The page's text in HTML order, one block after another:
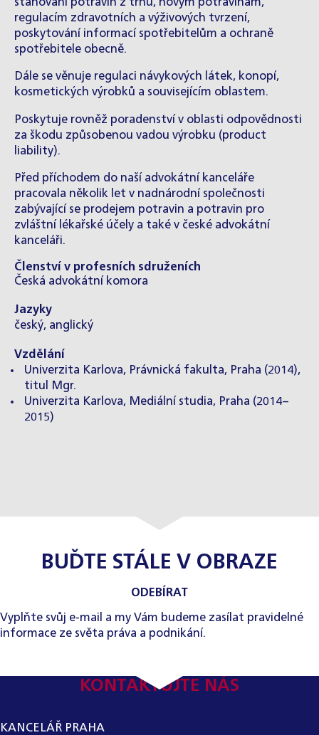
stahování potravin z trhu, novým potravinám,
regulacím zdravotních a výživových tvrzení,
poskytování informací spotřebitelům a ochraně
spotřebitele obecně.
Dále se věnuje regulaci návykových látek, konopí,
kosmetických výrobků a souvisejícím oblastem.
Poskytuje rovněž poradenství v oblasti odpovědnosti
za škodu způsobenou vadou výrobku (product
liability).
Před příchodem do naší advokátní kanceláře
pracovala několik let v nadnárodní společnosti
zabývající se prodejem potravin a potravin pro
zvláštní lékařské účely a také v české advokátní
kanceláři.
Členství v profesních sdruženích
Česká advokátní komora
Jazyky
český, anglický
Vzdělání
Univerzita Karlova, Právnická fakulta, Praha (2014),
titul Mgr.
Univerzita Karlova, Mediální studia, Praha (2014–
2015)
BUĎTE STÁLE V OBRAZE
ODEBÍRAT
Vyplňte svůj e-mail a my Vám budeme zasílat pravidelné
informace ze světa práva a podnikání.
KONTAKTUJTE NÁS
KANCELÁŘ PRAHA